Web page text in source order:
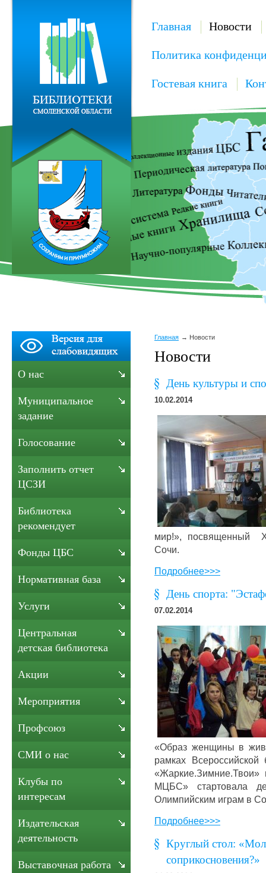
Главная Новости
Политика
Гостевая книга
Главная Новости
Новости
День культуры и
10.02.2014
мир!», посвященный
Сочи.
Подробнее>>>
День спорта:
07.02.2014
«Образ женщины в
рамках
«Жаркие.Зимние.Твои»
МЦБС» стартовала
Олимпийским играм в
Подробнее>>>
Круглый стол:
соприкосновения?»
О нас
Муниципальное
задание
Голосование
Заполнить отчет
ЦСЗИ
Библиотека
рекомендует
Фонды ЦБС
Нормативная база
Услуги
Центральная
детская библиотека
Акции
Мероприятия
Профсоюз
СМИ о нас
Клубы по
интересам
Издательская
деятельность
Выставочная работа